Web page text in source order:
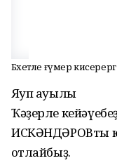
Бәхетле ғүмер
Яҡуп ауылы
Ҡәҙерле
ИСКӘНДӘРОВты
ҡотлайбыҙ.